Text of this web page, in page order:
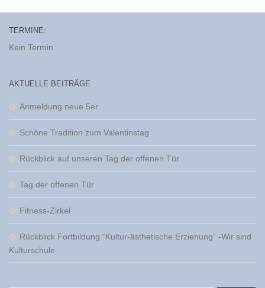
TERMINE:
Kein Termin
AKTUELLE BEITRÄGE
Anmeldung neue 5er
Schöne Tradition zum Valentinstag
Rückblick auf unseren Tag der offenen Tür
Tag der offenen Tür
Fitness-Zirkel
Rückblick Fortbildung “Kultur-ästhetische Erziehung” -Wir sind
Kulturschule